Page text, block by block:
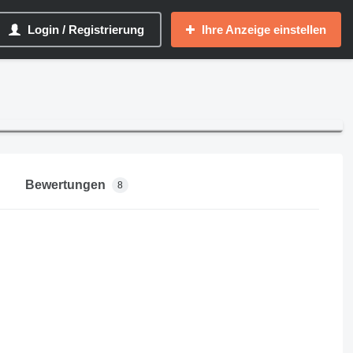
Login / Registrierung Ihre Anzeige einstellen
Bewertungen 8